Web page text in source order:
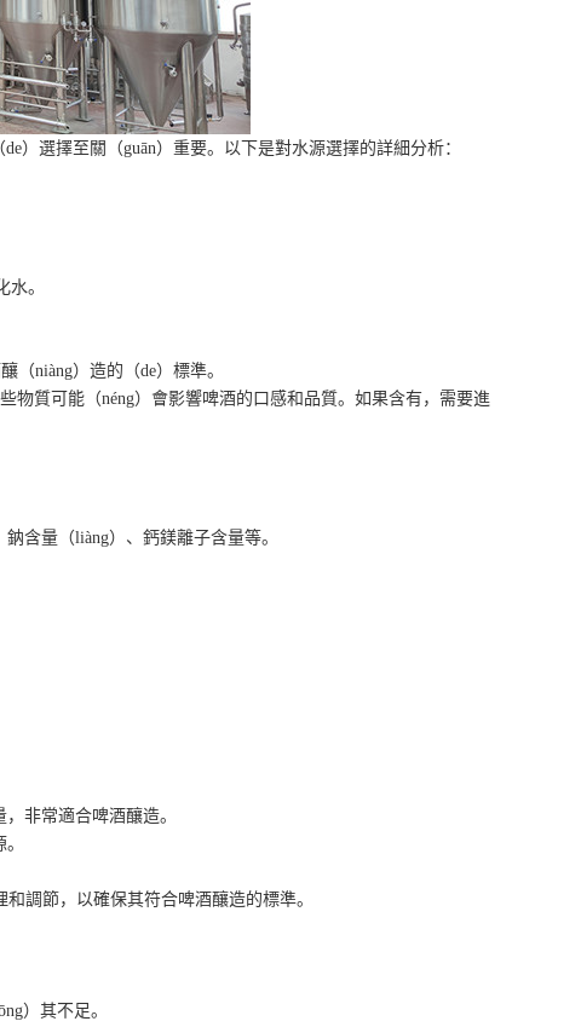
選擇至關（guān）重要。以下是對水源選擇的詳細分析：
。
niàng）造的（de）標準。
質可能（néng）會影響啤酒的口感和品質。如果含有，需要進
含量（liàng）、鈣鎂離子含量等。
非常適合啤酒釀造。
調節，以確保其符合啤酒釀造的標準。
）其不足。